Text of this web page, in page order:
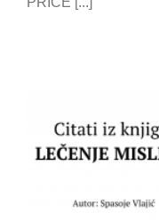
CITATI IZ